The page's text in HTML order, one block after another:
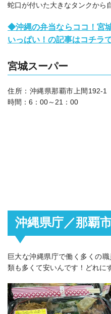
蛇口が付いた大きなタンクから
◆沖縄の弁当ならココ！宮
いっぱい！の記事はコチラで
宮城スーパー
住所：沖縄県那覇市上間
時間：6：00～21：00
沖縄県庁／那覇
巨大な沖縄県庁で働く多くの
類も多くて安いんです！どれに